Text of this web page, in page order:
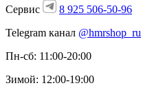
Сервис
8 925 506-50-96
Telegram канал @hmrshop_ru
Пн-сб: 11:00-20:00
Зимой: 12:00-19:00